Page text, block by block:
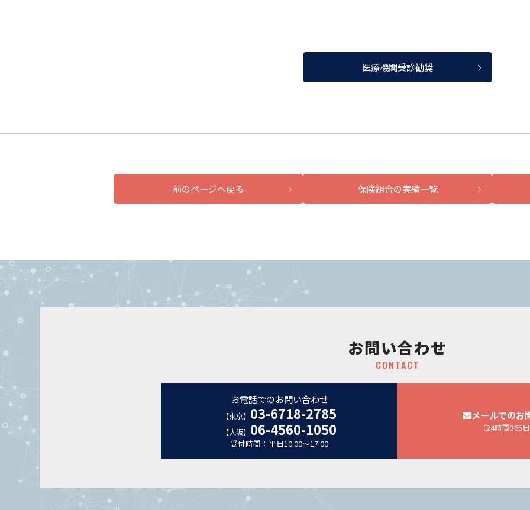
医療機関受診勧奨
前のページへ戻る 保険組合の実績一覧
お問い合わせ
CONTACT
お電話でのお問い合わせ
【東京】 03-6718-2785
【大阪】 06-4560-1050
受付時間：平日10:00～17:00
メールでのお
（24時間365